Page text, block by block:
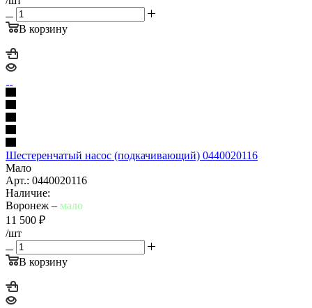
В корзину
Шестеренчатый насос (подкачивающий) 0440020116
Мало
Арт.: 0440020116
Наличие:
Воронеж – мало
11 500 ₽
/шт
В корзину